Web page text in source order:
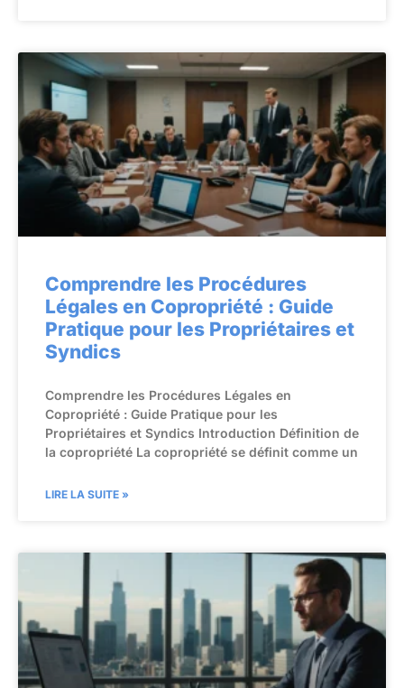
Comprendre les Procédures
Légales en Copropriété : Guide
Pratique pour les Propriétaires et
Syndics
Comprendre les Procédures Légales en
Copropriété : Guide Pratique pour les
Propriétaires et Syndics Introduction Définition de
la copropriété La copropriété se définit comme un
LIRE LA SUITE »